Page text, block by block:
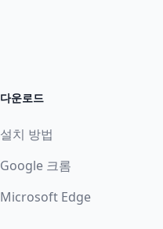
다운로드
설치 방법
Google 크롬
Microsoft Edge